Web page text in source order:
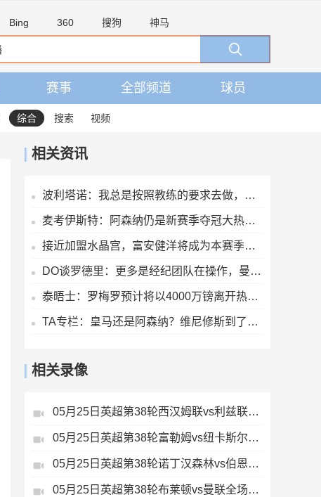
Bing 360 搜狗 神马
赛事 全部频道 球员
综合 搜索 视频
相关资讯
波利塔诺：我总是按照教练的要求去做，我要比上赛季打进更多球
麦考伊斯特：阿森纳仍是新赛季夺冠大热，切尔西有望挑战枪手
接近加盟水晶宫，富安健洋将成为本赛季第9位效力英超的日本球员
DO谈罗德里：更多是经纪团队在操作，曼城和皇马目前并无密切谈判
泰晤士：罗梅罗预计将以4000万镑离开热刺，马竞和国米竞争
TA专栏：皇马还是阿森纳？维尼修斯到了必须做出抉择的时候
相关录像
05月25日英超第38轮西汉姆联vs利兹联全场录像
05月25日英超第38轮富勒姆vs纽卡斯尔联全场录像
05月25日英超第38轮诺丁汉森林vs伯恩茅斯全场录像
05月25日英超第38轮布莱顿vs曼联全场录像